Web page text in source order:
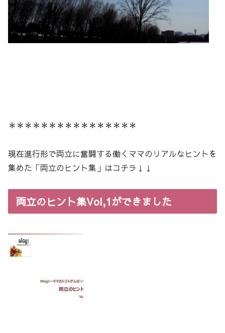
＊＊＊＊＊＊＊＊＊＊＊＊＊＊＊＊
現在進行形で両立に奮闘する働くママのリアルなヒントを
集めた「両立のヒント集」はコチラ↓↓
両立のヒント集Vol,1ができました